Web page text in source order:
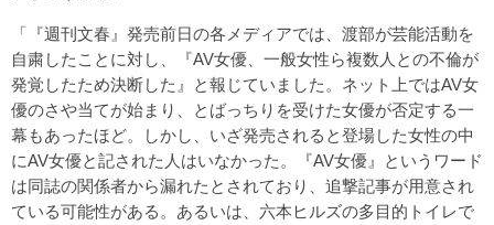
「『週刊文春』発売前日の各メディアでは、渡部が芸能活動を
自粛したことに対し、『AV女優、一般女性ら複数人との不倫が
発覚したため決断した』と報じていました。ネット上ではAV女
優のさや当てが始まり、とばっちりを受けた女優が否定する一
幕もあったほど。しかし、いざ発売されると登場した女性の中
にAV女優と記された人はいなかった。『AV女優』というワード
は同誌の関係者から漏れたとされており、追撃記事が用意され
ている可能性がある。あるいは、六本ヒルズの多目的トイレで